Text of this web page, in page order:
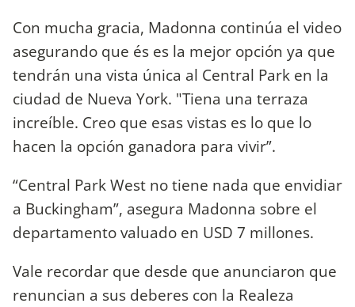
Con mucha gracia, Madonna continúa el video
asegurando que és es la mejor opción ya que
tendrán una vista única al Central Park en la
ciudad de Nueva York. "Tiena una terraza
increíble. Creo que esas vistas es lo que lo
hacen la opción ganadora para vivir”.
“Central Park West no tiene nada que envidiar
a Buckingham”, asegura Madonna sobre el
departamento valuado en USD 7 millones.
Vale recordar que desde que anunciaron que
renuncian a sus deberes con la Realeza